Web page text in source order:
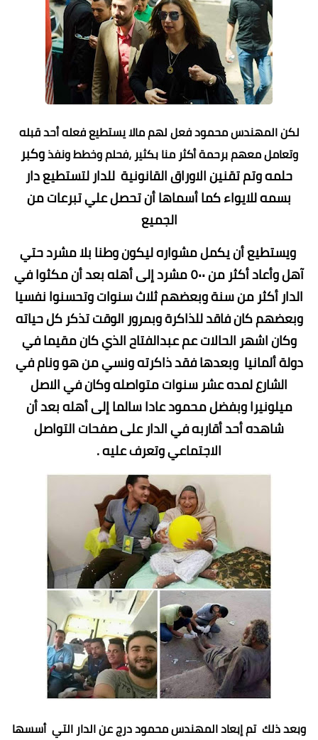
لكن المهندس محمود فعل لهم مالا يستطيع فعله أحد قبله
وتعامل معهم برحمة أكثر منا بكثير ،فحلم وخطط ونفذوكبر
حلمه وتم تقنين الاوراق القانونية للدار لتستطيع دار
بسمه للايواء كما أسماها أن تحصل علي تبرعات من
الجميع
ويستطيع أن يكمل مشواره ليكون وطنا بلا مشرد حتي
آهل وأعاد أكثر من ٥٠٠ مشرد إلى أهله بعد أن مكثوا في
الدار أكثر من سنة وبعضهم ثلاث سنوات وتحسنوا نفسيا
وبعضهم كان فاقد للذاكرة وبمرور الوقت تذكر كل حياته
وكان اشهر الحالات عم عبدالفتاح الذي كان مقيما في
دولة ألمانيا وبعدها فقد ذاكرته ونسي من هو ونام في
الشارع لمده عشر سنوات متواصله وكان في الاصل
ميلونيرا وبفضل محمود عادا سالما إلى أهله بعد أن
شاهده أحد أقاربه في الدار على صفحات التواصل
الاجتماعي وتعرف عليه .
وبعد ذلك تم إبعاد المهندس محمود درج عن الدار التي أسسها